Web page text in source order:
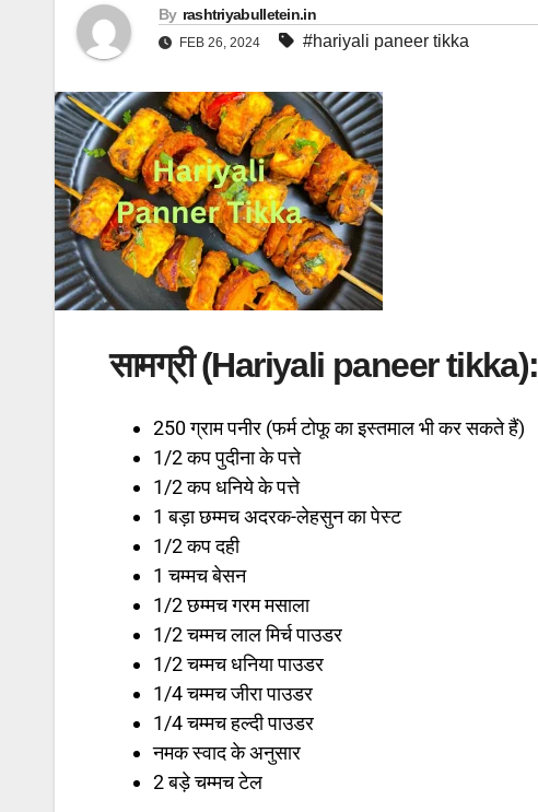
By rashtriyabulletein.in
FEB 26, 2024 #hariyali paneer tikka
सामग्री (Hariyali paneer tikka):
250 ग्राम पनीर (फर्म टोफू का इस्तमाल भी कर सकते हैं)
1/2 कप पुदीना के पत्ते
1/2 कप धनिये के पत्ते
1 बड़ा छम्मच अदरक-लेहसुन का पेस्ट
1/2 कप दही
1 चम्मच बेसन
1/2 छम्मच गरम मसाला
1/2 चम्मच लाल मिर्च पाउडर
1/2 चम्मच धनिया पाउडर
1/4 चम्मच जीरा पाउडर
1/4 चम्मच हल्दी पाउडर
नमक स्वाद के अनुसार
2 बड़े चम्मच टेल